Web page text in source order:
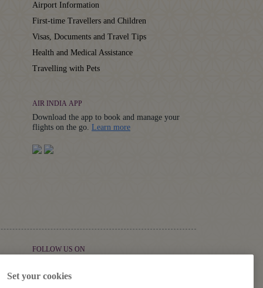
Airport Information
First-time Travellers and Children
Visas, Documents and Travel Tips
Health and Medical Assistance
Travelling with Pets
AIR INDIA APP
Download the app to book and manage your
flights on the go. Learn moreDetails
FOLLOW US ON
Set your cookies